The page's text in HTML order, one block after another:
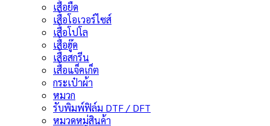
เสื้อยืด
เสื้อโอเวอร์ไซส์
เสื้อโปโล
เสื้อฮู๊ด
เสื้อสกรีน
เสื้อแจ็คเก็ต
กระเป๋าผ้า
หมวก
รับพิมพ์ฟิล์ม DTF / DFT
หมวดหมู่สินค้า